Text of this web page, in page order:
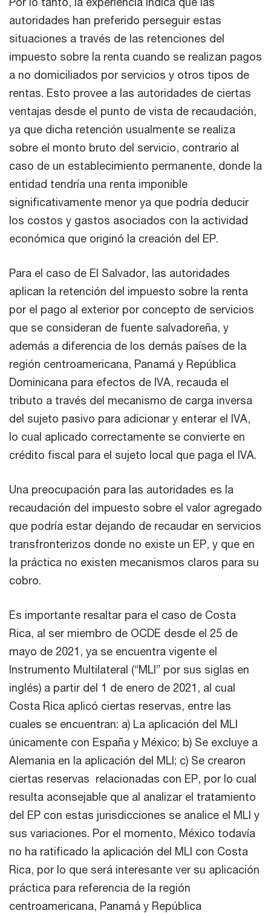
autoridades han preferido perseguir estas
situaciones a través de las retenciones del
impuesto sobre la renta cuando se realizan pagos
a no domiciliados por servicios y otros tipos de
rentas. Esto provee a las autoridades de ciertas
ventajas desde el punto de vista de recaudación,
ya que dicha retención usualmente se realiza
sobre el monto bruto del servicio, contrario al
caso de un establecimiento permanente, donde la
entidad tendría una renta imponible
significativamente menor ya que podría deducir
los costos y gastos asociados con la actividad
económica que originó la creación del EP.
Para el caso de El Salvador, las autoridades
aplican la retención del impuesto sobre la renta
por el pago al exterior por concepto de servicios
que se consideran de fuente salvadoreña, y
además a diferencia de los demás países de la
región centroamericana, Panamá y República
Dominicana para efectos de IVA, recauda el
tributo a través del mecanismo de carga inversa
del sujeto pasivo para adicionar y enterar el IVA,
lo cual aplicado correctamente se convierte en
crédito fiscal para el sujeto local que paga el IVA.
Una preocupación para las autoridades es la
recaudación del impuesto sobre el valor agregado
que podría estar dejando de recaudar en servicios
transfronterizos donde no existe un EP, y que en
la práctica no existen mecanismos claros para su
cobro.
Es importante resaltar para el caso de Costa
Rica, al ser miembro de OCDE desde el 25 de
mayo de 2021, ya se encuentra vigente el
Instrumento Multilateral (“MLI” por sus siglas en
inglés) a partir del 1 de enero de 2021, al cual
Costa Rica aplicó ciertas reservas, entre las
cuales se encuentran: a) La aplicación del MLI
únicamente con España y México; b) Se excluye a
Alemania en la aplicación del MLI; c) Se crearon
ciertas reservas relacionadas con EP, por lo cual
resulta aconsejable que al analizar el tratamiento
del EP con estas jurisdicciones se analice el MLI y
sus variaciones. Por el momento, México todavía
no ha ratificado la aplicación del MLI con Costa
Rica, por lo que será interesante ver su aplicación
práctica para referencia de la región
centroamericana, Panamá y República